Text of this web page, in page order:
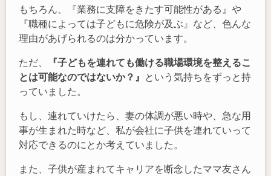
もちろん、『業務に支障をきたす可能性がある』や
『職種によっては子どもに危険が及ぶ』など、色んな
理由があげられるのは分かっています。
ただ、
『子どもを連れても働ける職場環境を整えるこ
とは可能なのではないか？』 という気持ちをずっと持
っていました。
もし、連れていけたら、妻の体調が悪い時や、急な用
事が生まれた時など、私が会社に子供を連れていって
対応できるのにとか考えていました。
また、子供が産まれてキャリアを断念したママ友さん